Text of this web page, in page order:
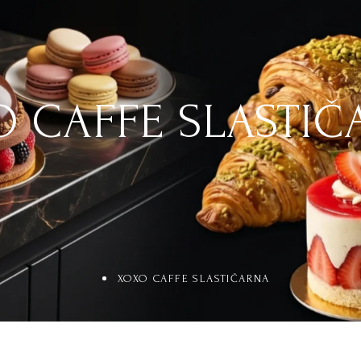
CAFFE
XOXO CAFFE SLASTIČARNA